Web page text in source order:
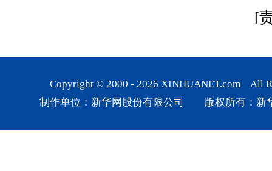
[
Copyright © 2000 - 2026 XINHUANET.com All
制作单位：新华网股份有限公司 版权所有：新